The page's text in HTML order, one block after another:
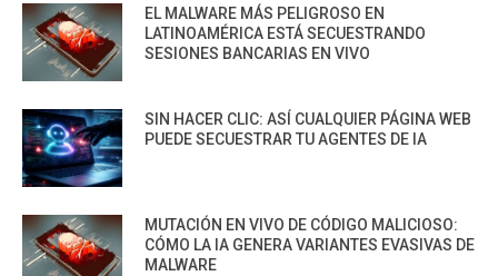
EL MALWARE MÁS PELIGROSO EN
LATINOAMÉRICA ESTÁ SECUESTRANDO
SESIONES BANCARIAS EN VIVO
SIN HACER CLIC: ASÍ CUALQUIER PÁGINA WEB
PUEDE SECUESTRAR TU AGENTES DE IA
MUTACIÓN EN VIVO DE CÓDIGO MALICIOSO:
CÓMO LA IA GENERA VARIANTES EVASIVAS DE
MALWARE